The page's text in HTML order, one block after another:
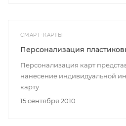
СМАРТ-КАРТЫ
15 сентября 2010
Персонализация
Персонализация карт
нанесение индивидуальной
карту.